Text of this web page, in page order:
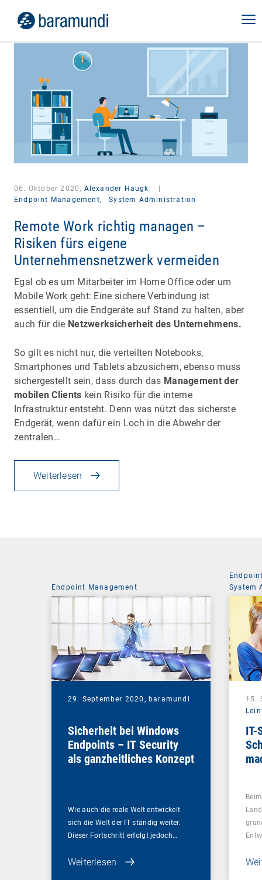
06. Oktober 2020, Alexander Haugk
Endpoint Management,
System Administration
Remote Work richtig managen –
Risiken fürs eigene
Unternehmensnetzwerk vermeiden
Egal ob es um Mitarbeiter im Home Office oder um
Mobile Work geht: Eine sichere Verbindung ist
essentiell, um die Endgeräte auf Stand zu halten, aber
auch für die Netzwerksicherheit des Unternehmens.
So gilt es nicht nur, die verteilten Notebooks,
Smartphones und Tablets abzusichern, ebenso muss
sichergestellt sein, dass durch das Management der
mobilen Clients kein Risiko für die interne
Infrastruktur entsteht. Denn was nützt das sicherste
Endgerät, wenn dafür ein Loch in die Abwehr der
zentralen…
Weiterlesen
Endpoint Management
29. September 2020, baramundi
Sicherheit bei Windows
Endpoints – IT Security
als ganzheitliches Konzept
Wie auch die reale Welt entwickelt
sich die Welt der IT ständig weiter.
Dieser Fortschritt erfolgt jedoch…
Weiterlesen
System
15.
IT-